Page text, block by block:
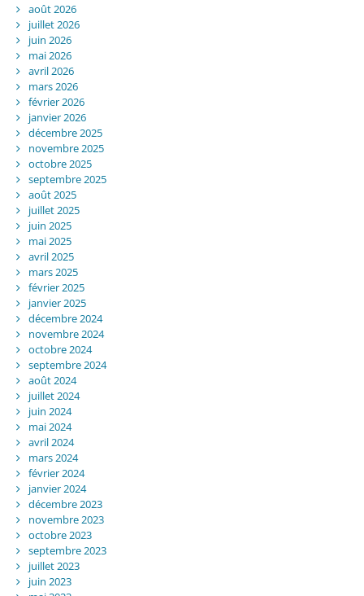
août 2026
juillet 2026
juin 2026
mai 2026
avril 2026
mars 2026
février 2026
janvier 2026
décembre 2025
novembre 2025
octobre 2025
septembre 2025
août 2025
juillet 2025
juin 2025
mai 2025
avril 2025
mars 2025
février 2025
janvier 2025
décembre 2024
novembre 2024
octobre 2024
septembre 2024
août 2024
juillet 2024
juin 2024
mai 2024
avril 2024
mars 2024
février 2024
janvier 2024
décembre 2023
novembre 2023
octobre 2023
septembre 2023
juillet 2023
juin 2023